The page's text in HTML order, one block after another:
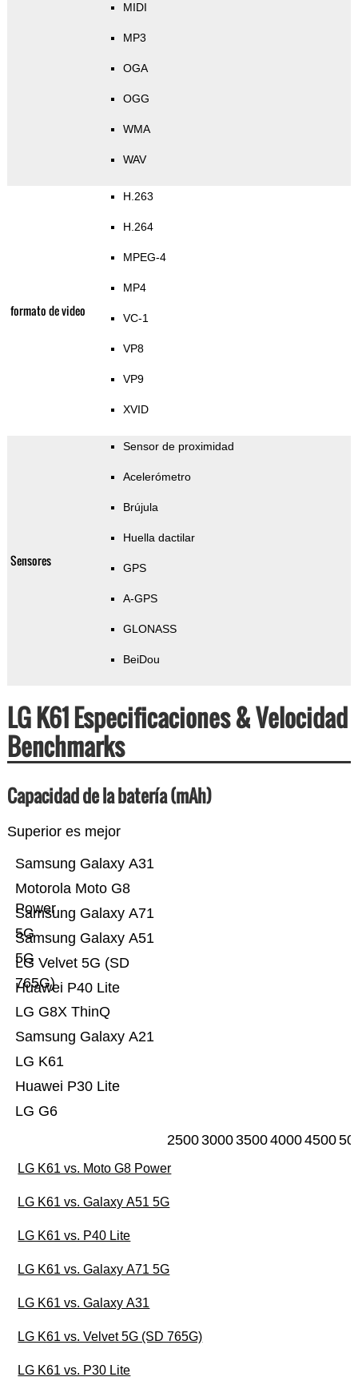
MIDI
MP3
OGA
OGG
WMA
WAV
formato de video
H.263
H.264
MPEG-4
MP4
VC-1
VP8
VP9
XVID
Sensores
Sensor de proximidad
Acelerómetro
Brújula
Huella dactilar
GPS
A-GPS
GLONASS
BeiDou
LG K61 Especificaciones & Velocidad
Benchmarks
Capacidad de la batería (mAh)
Superior es mejor
LG G6
Huawei P30 Lite
LG K61
Samsung Galaxy A21
LG G8X ThinQ
Huawei P40 Lite
LG Velvet 5G (SD
765G)
Samsung Galaxy A51
5G
Samsung Galaxy A71
5G
Motorola Moto G8
Power
Samsung Galaxy A31
25003000350040004500
LG K61 vs. Moto G8 Power
LG K61 vs. Galaxy A51 5G
LG K61 vs. P40 Lite
LG K61 vs. Galaxy A71 5G
LG K61 vs. Galaxy A31
LG K61 vs. Velvet 5G (SD 765G)
LG K61 vs. P30 Lite